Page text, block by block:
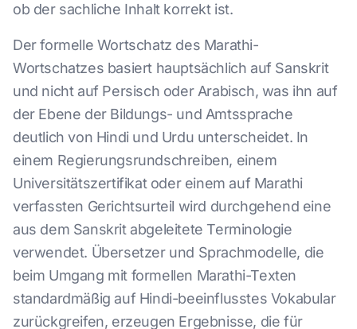
ob der sachliche Inhalt korrekt ist.
Der formelle Wortschatz des Marathi-
Wortschatzes basiert hauptsächlich auf Sanskrit
und nicht auf Persisch oder Arabisch, was ihn auf
der Ebene der Bildungs- und Amtssprache
deutlich von Hindi und Urdu unterscheidet. In
einem Regierungsrundschreiben, einem
Universitätszertifikat oder einem auf Marathi
verfassten Gerichtsurteil wird durchgehend eine
aus dem Sanskrit abgeleitete Terminologie
verwendet. Übersetzer und Sprachmodelle, die
beim Umgang mit formellen Marathi-Texten
standardmäßig auf Hindi-beeinflusstes Vokabular
zurückgreifen, erzeugen Ergebnisse, die für